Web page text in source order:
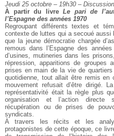
Jeudi 25 octobre – 19h30 – Discussion
À partir du livreLe pari de
l’Espagne des années 1970
Regroupant différents textes et
contexte de luttes qui a secoué aussi
que la jeune démocratie chargée
remous dans l’Espagnedes
d’usines, mutineries dans les prisons,
répression, apparitions de groupes
prises en main de la vie de quartiers
quotidienne, tout allait être remis en
mouvement refusait d’être dirigé.
représentativité était la règle plus
organisation et l’action directe
récupération ou de prises de
syndicats.
À travers les récits et les
protagonistes de cette époque, ce